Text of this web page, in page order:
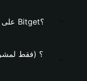
كيفية إنشاء محفظة AGHI على محفظة Bitget؟